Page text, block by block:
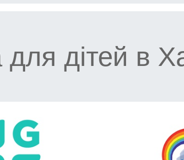
для дітей в